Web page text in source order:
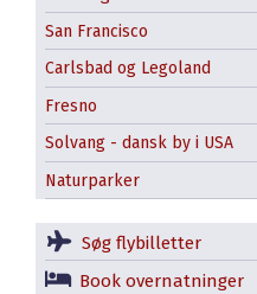
San Francisco
Offentlig transport i SF
Carlsbad og Legoland
Fresno
Solvang - dansk by i USA
Naturparker
Yosemite National Park –
Redwood National State
Søg flybilletter
Book overnatninger